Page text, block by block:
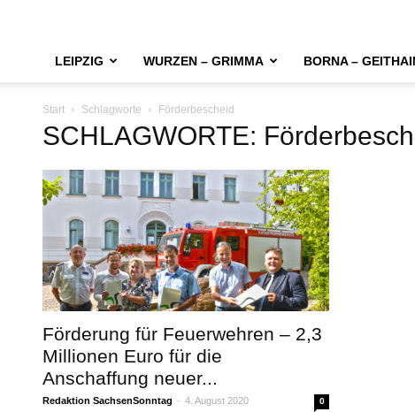
LEIPZIG WURZEN – GRIMMA BORNA –
Start Schlagworte Förderbescheid
SCHLAGWORTE:
Förderung für Feuerwehren – 2,3
Millionen Euro für die
Anschaffung neuer...
Redaktion SachsenSonntag - 4. August 2020 0